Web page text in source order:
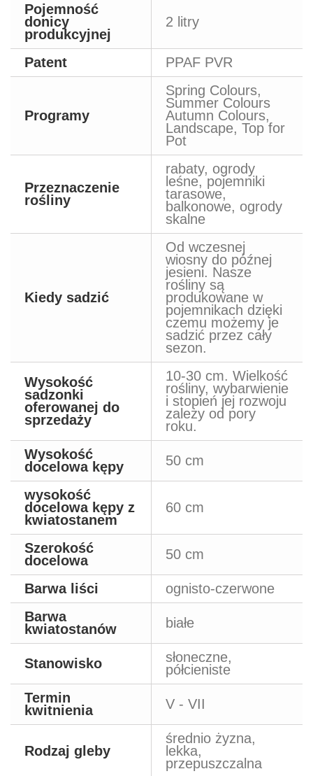
Pojemność
donicy
produkcyjnej
2 litry
Patent PPAF PVR
Programy
Spring Colours,
Summer Colours
Autumn Colours,
Landscape, Top for
Pot
Przeznaczenie
rośliny
rabaty, ogrody
leśne, pojemniki
tarasowe,
balkonowe, ogrody
skalne
Kiedy sadzić
Od wczesnej
wiosny do późnej
jesieni. Nasze
rośliny są
produkowane w
pojemnikach dzięki
czemu możemy je
sadzić przez cały
sezon.
Wysokość
sadzonki
oferowanej do
sprzedaży
10-30 cm. Wielkość
rośliny, wybarwienie
i stopień jej rozwoju
zależy od pory
roku.
Wysokość
docelowa kępy
50 cm
wysokość
docelowa kępy z
kwiatostanem
60 cm
Szerokość
docelowa
50 cm
Barwa liści
ognisto-czerwone
Barwa
kwiatostanów
białe
Stanowisko
słoneczne,
półcieniste
Termin
kwitnienia
V - VII
Rodzaj gleby
średnio żyzna,
lekka,
przepuszczalna